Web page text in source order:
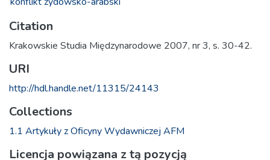
Citation
Krakowskie Studia Międzynarodowe 2007, nr 3, s. 30-42.
URI
http://hdl.handle.net/11315/24143
Collections
1.1 Artykuły z Oficyny Wydawniczej AFM
Licencja powiązana z tą pozycją